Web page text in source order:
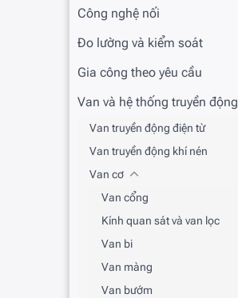
Công nghệ nối
Đo lường và kiểm soát
Gia công theo yêu cầu
Van và hệ thống truyền động
Van truyền động điện từ
Van truyền động khí nén
Van cơ
Van cổng
Kính quan sát và van lọc
Van bi
Van màng
Van bướm